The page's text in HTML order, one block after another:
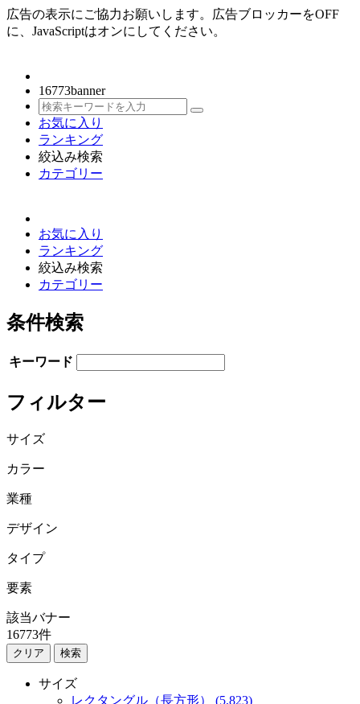
広告の表示にご協力お願いします。広告ブロッカーをOFF
に、JavaScriptはオンにしてください。
16773banner
お気に入り
ランキング
絞込み検索
カテゴリー
お気に入り
ランキング
絞込み検索
カテゴリー
条件検索
キーワード
フィルター
サイズ
カラー
業種
デザイン
タイプ
要素
該当バナー
16773件
検索
サイズ
レクタングル（長方形） (5,823)